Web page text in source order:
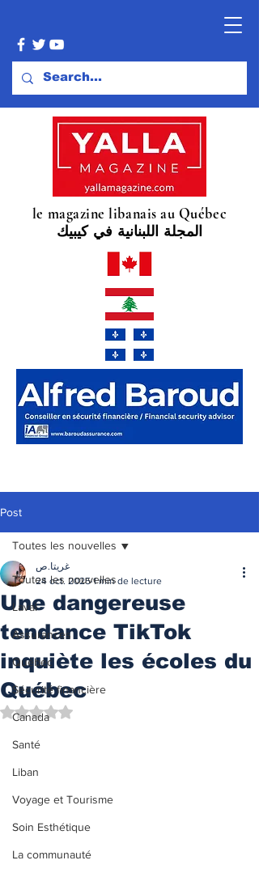
le magazine libanais au Québec
المجلة اللبنانية في كيبيك
Post
Toutes les nouvelles
Laval
Assurances
Québec
Sécurité financière
Canada
Santé
Liban
Voyage et Tourisme
Soin Esthétique
La communauté
Toutes les nouvelles
Une dangereuse
tendance TikTok
inquiète les écoles du
Québec
غريتا.ص
24 oct. 2025 1 min de lecture
Noté NaN étoiles sur 5.